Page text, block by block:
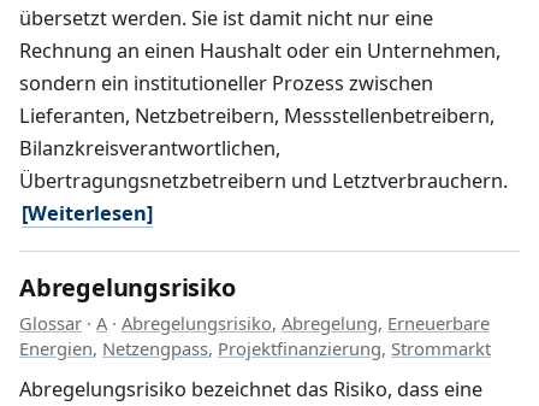
übersetzt werden. Sie ist damit nicht nur eine
Rechnung an einen Haushalt oder ein Unternehmen,
sondern ein institutioneller Prozess zwischen
Lieferanten, Netzbetreibern, Messstellenbetreibern,
Bilanzkreisverantwortlichen,
Übertragungsnetzbetreibern und Letztverbrauchern.
[Weiterlesen]
Abregelungsrisiko
Glossar · A · Abregelungsrisiko, Abregelung, Erneuerbare
Energien, Netzengpass, Projektfinanzierung, Strommarkt
Abregelungsrisiko bezeichnet das Risiko, dass eine